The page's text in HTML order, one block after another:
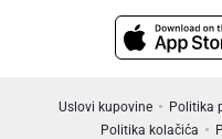
Uslovi kupovine Politika
Politika kolačića